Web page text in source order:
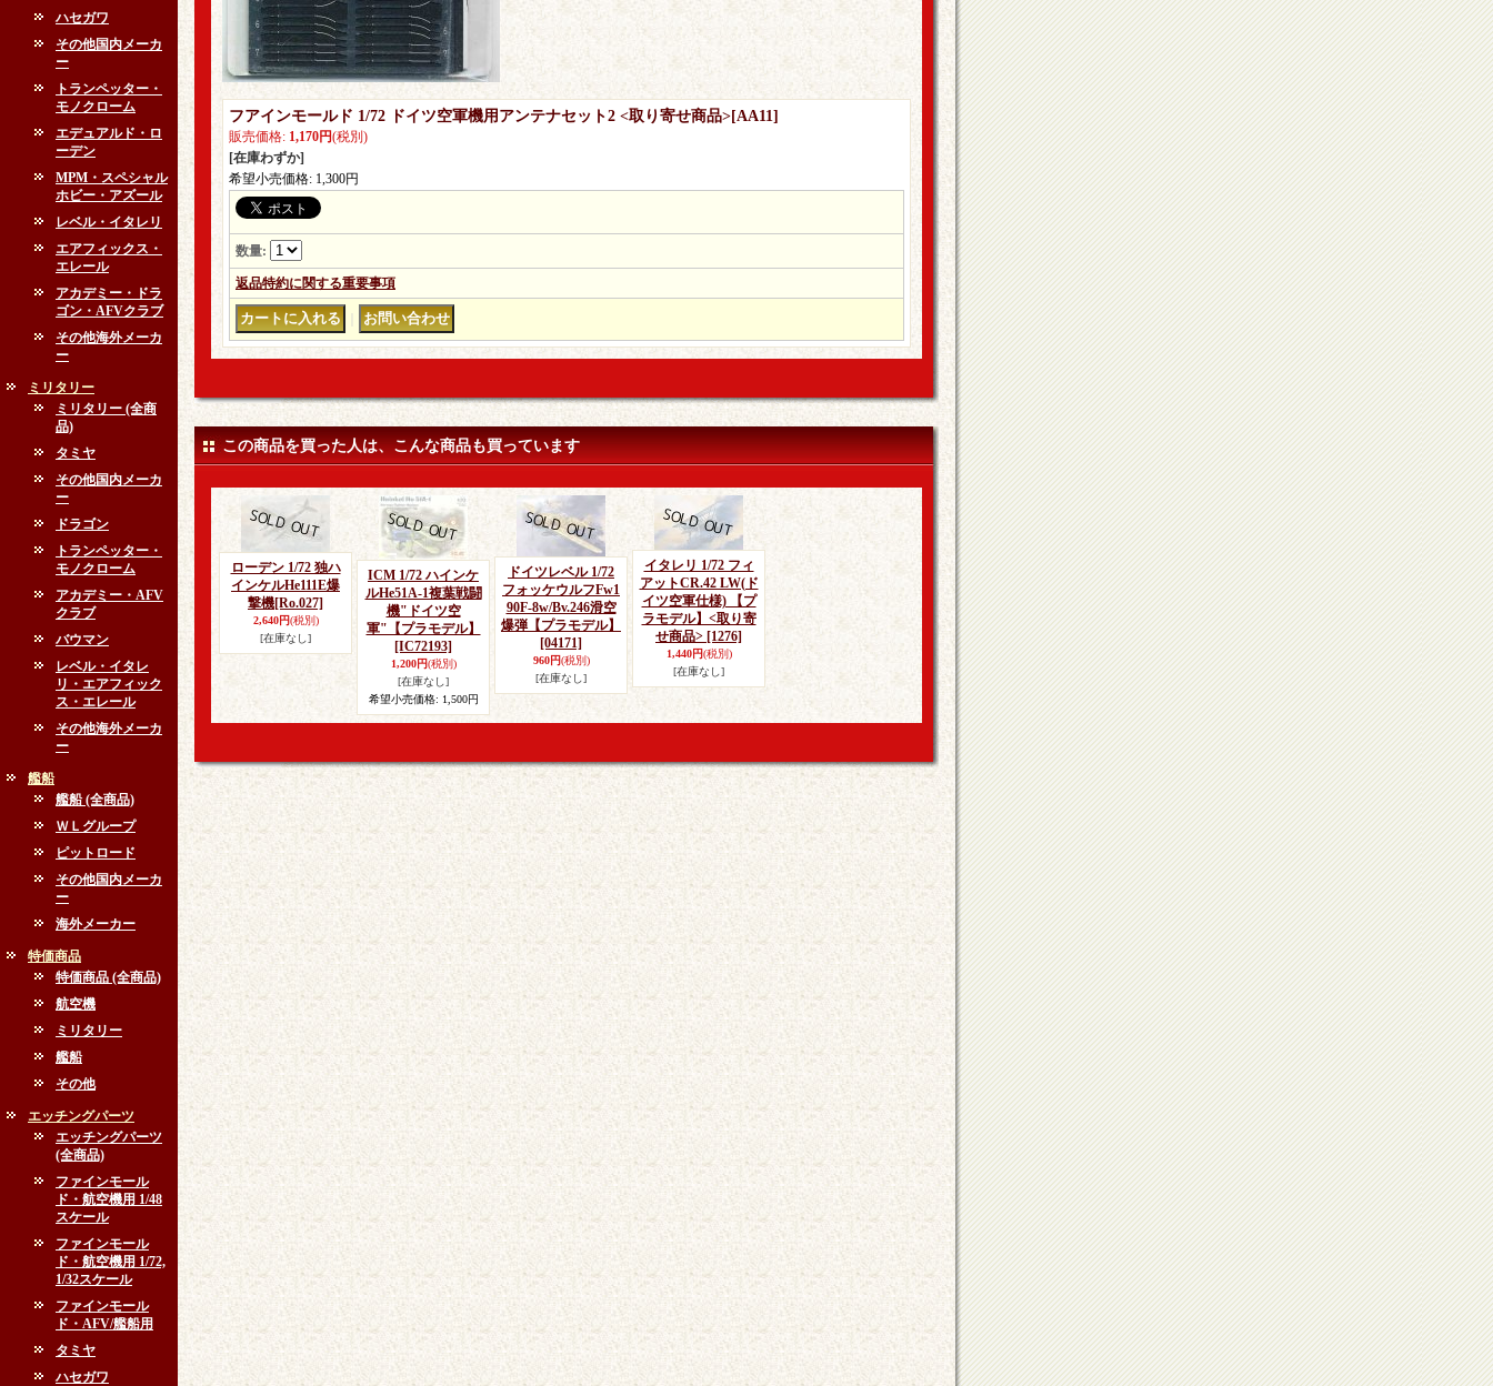
ハセガワ
その他国内メーカ
ー
トランペッター・
モノクローム
エデュアルド・ロ
ーデン
MPM・スペシャル
ホビー・アズール
レベル・イタレリ
エアフィックス・
エレール
アカデミー・ドラ
ゴン・AFVクラブ
その他海外メーカ
ー
ミリタリー
ミリタリー (全商
品)
タミヤ
その他国内メーカ
ー
ドラゴン
トランペッター・
モノクローム
アカデミー・AFV
クラブ
バウマン
レベル・イタレ
リ・エアフィック
ス・エレール
その他海外メーカ
ー
艦船
艦船 (全商品)
ＷＬグループ
ピットロード
その他国内メーカ
ー
海外メーカー
特価商品
特価商品 (全商品)
航空機
ミリタリー
艦船
その他
エッチングパーツ
エッチングパーツ
(全商品)
ファインモール
ド・航空機用 1/48
スケール
ファインモール
ド・航空機用 1/72,
1/32スケール
ファインモール
ド・AFV/艦船用
タミヤ
ハセガワ
フアインモールド 1/72 ドイツ空軍機用アンテナセット2 <取り寄せ商品>[AA11]
販売価格: 1,170円(税別)
[在庫わずか]
希望小売価格: 1,300円
数量:
返品特約に関する重要事項
この商品を買った人は、こんな商品も買っています
ローデン 1/72 独ハ
インケルHe111E爆
撃機[Ro.027]
2,640円(税別)
[在庫なし]
ICM 1/72 ハインケ
ルHe51A-1複葉戦闘
機"ドイツ空
軍"【プラモデル】
[IC72193]
1,200円(税別)
[在庫なし]
希望小売価格: 1,500円
ドイツレベル 1/72
フォッケウルフFw1
90F-8w/Bv.246滑空
爆弾【プラモデル】
[04171]
960円(税別)
[在庫なし]
イタレリ 1/72 フィ
アットCR.42 LW(ド
イツ空軍仕様) 【プ
ラモデル】<取り寄
せ商品> [1276]
1,440円(税別)
[在庫なし]